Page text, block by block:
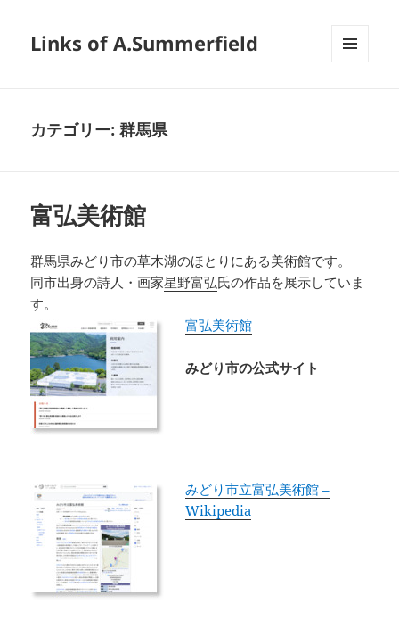
Links of A.Summerfield
カテゴリー:群馬県
富弘美術館
群馬県みどり市の草木湖のほとりにある美術館です。
同市出身の詩人・画家星野富弘氏の作品を展示していま
す。
富弘美術館
みどり市の公式サイト
みどり市立富弘美術館 –
Wikipedia